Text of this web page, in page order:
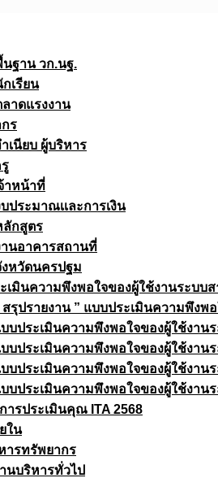
ฐาน วก.นฐ.
เรียน
าดแรงงาน
ร
เนียบ ผู้บริหาร
าหน้าที่
ประมาณเเละการเงิน
กสูตร
นอาคารสถานที่
หวัดนครปฐม
เมินความพึงพอใจของผู้ใช้งานระบบส
สรุปรายงาน ” แบบประเมินความพึงพ
บประเมินความพึงพอใจของผู้ใช้งาน
บประเมินความพึงพอใจของผู้ใช้งาน
บประเมินความพึงพอใจของผู้ใช้งาน
บประเมินความพึงพอใจของผู้ใช้งาน
ารประเมินคุณ ITA 2568
ใน
ารทรัพยากร
นบริหารทั่วไป